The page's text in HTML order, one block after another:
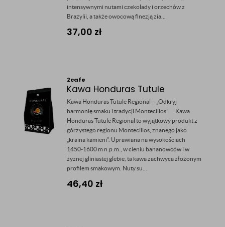
intensywnymi nutami czekolady i orzechów z
Brazylii, a także owocową finezją zia...
37,00 zł
2cafe
Kawa Honduras Tutule
Kawa Honduras Tutule Regional – „Odkryj
harmonię smaku i tradycji Montecillos” Kawa
Honduras Tutule Regional to wyjątkowy produkt z
górzystego regionu Montecillos, znanego jako
„kraina kamieni”. Uprawiana na wysokościach
1450-1600 m n.p.m., w cieniu bananowców i w
żyznej gliniastej glebie, ta kawa zachwyca złożonym
profilem smakowym. Nuty su...
46,40 zł